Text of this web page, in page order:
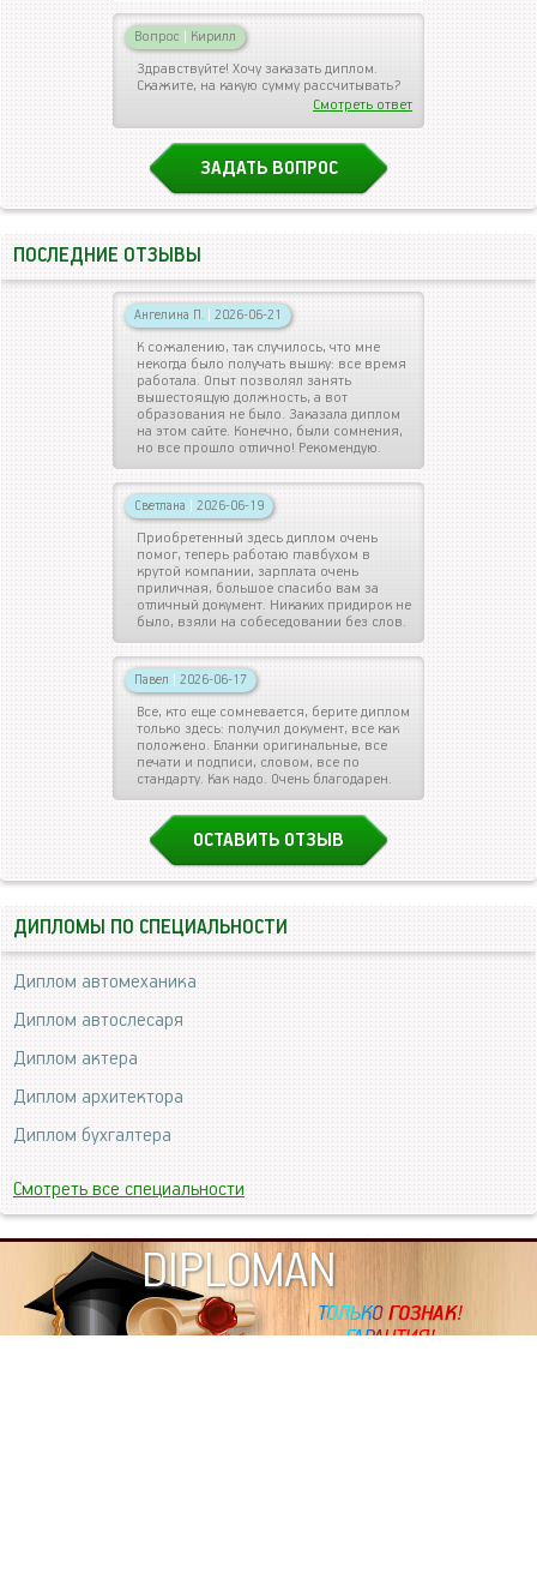
Вопрос | Кирилл
Здравствуйте! Хочу заказать диплом.
Скажите, на какую сумму рассчитывать?
Смотреть ответ
ЗАДАТЬ ВОПРОС
ПОСЛЕДНИЕ ОТЗЫВЫ
Ангелина П. | 2026-06-21
К сожалению, так случилось, что мне
некогда было получать вышку: все время
работала. Опыт позволял занять
вышестоящую должность, а вот
образования не было. Заказала диплом
на этом сайте. Конечно, были сомнения,
но все прошло отлично! Рекомендую.
Светлана | 2026-06-19
Приобретенный здесь диплом очень
помог, теперь работаю главбухом в
крутой компании, зарплата очень
приличная, большое спасибо вам за
отличный документ. Никаких придирок не
было, взяли на собеседовании без слов.
Павел | 2026-06-17
Все, кто еще сомневается, берите диплом
только здесь: получил документ, все как
положено. Бланки оригинальные, все
печати и подписи, словом, все по
стандарту. Как надо. Очень благодарен.
ОСТАВИТЬ ОТЗЫВ
ДИПЛОМЫ ПО СПЕЦИАЛЬНОСТИ
Диплом автомеханика
Диплом автослесаря
Диплом актера
Диплом архитектора
Диплом бухгалтера
Смотреть все специальности
DIPLOMAN